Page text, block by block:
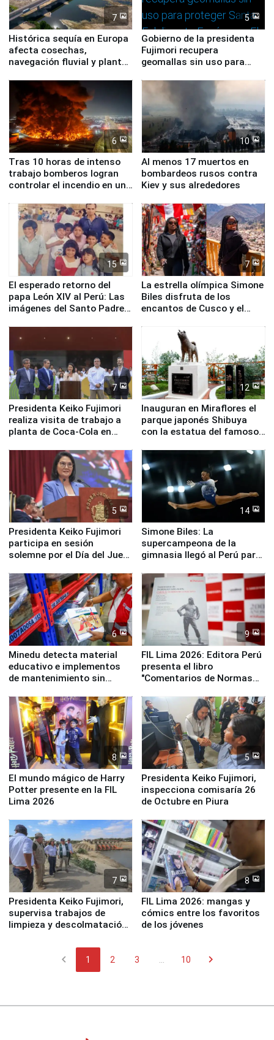
7
Histórica sequía en Europa
afecta cosechas,
navegación fluvial y plantas
5
Gobierno de la presidenta
Fujimori recupera
geomallas sin uso para
Fenómeno El Niño
6
Tras 10 horas de intenso
trabajo bomberos logran
controlar el incendio en una
de Chile
10
Al menos 17 muertos en
bombardeos rusos contra
Kiev y sus alrededores
15
El esperado retorno del
papa León XIV al Perú: Las
imágenes del Santo Padre
7
La estrella olímpica Simone
Biles disfruta de los
encantos de Cusco y el
7
Presidenta Keiko Fujimori
realiza visita de trabajo a
planta de Coca-Cola en
12
Inauguran en Miraflores el
parque japonés Shibuya
con la estatua del famoso
5
Presidenta Keiko Fujimori
participa en sesión
solemne por el Día del Juez
14
Simone Biles: La
supercampeona de la
gimnasia llegó al Perú para
Panamericanos Lima 2027
6
Minedu detecta material
educativo e implementos
de mantenimiento sin
la UGEL 2
9
FIL Lima 2026: Editora Perú
presenta el libro
"Comentarios de Normas
Derecho Colectivo"
8
El mundo mágico de Harry
Potter presente en la FIL
Lima 2026
5
Presidenta Keiko Fujimori,
inspecciona comisaría 26
de Octubre en Piura
7
Presidenta Keiko Fujimori,
supervisa trabajos de
limpieza y descolmatación
8
FIL Lima 2026: mangas y
cómics entre los favoritos
de los jóvenes
chevron_left 1 2 3 10 chevron_right